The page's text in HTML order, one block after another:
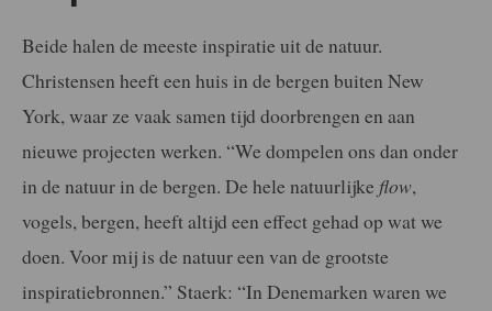
Beide halen de meeste inspiratie uit de natuur.
Christensen heeft een huis in de bergen buiten New
York, waar ze vaak samen tijd doorbrengen en aan
nieuwe projecten werken. “We dompelen ons dan onder
in de natuur in de bergen. De hele natuurlijke flow,
vogels, bergen, heeft altijd een effect gehad op wat we
doen. Voor mij is de natuur een van de grootste
inspiratiebronnen.” Staerk: “In Denemarken waren we